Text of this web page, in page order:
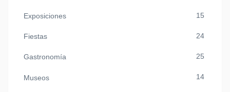
Exposiciones 15
Fiestas 24
Gastronomía 25
Museos 14